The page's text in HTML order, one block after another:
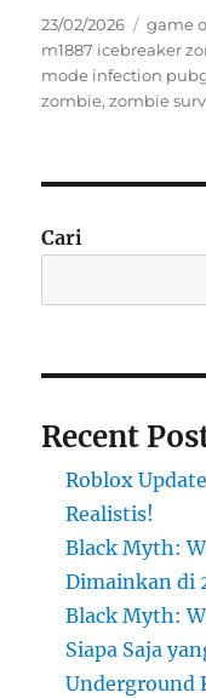
Posted
on
23/02/2026 game
m1887 icebreaker
mode infection
zombie,zombie
Cari
Recent
Roblox
Realistis!
Black Myth:
Dimainkan di
Black Myth:
Siapa Saja
Underground